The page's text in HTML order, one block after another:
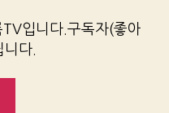
입니다.구독자(좋아
다.